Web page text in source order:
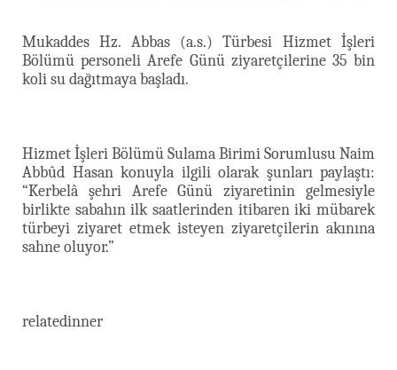
Mukaddes Hz. Abbas (a.s.) Türbesi Hizmet İşleri
Bölümü personeli Arefe Günü ziyaretçilerine 35 bin
koli su dağıtmaya başladı.
Hizmet İşleri Bölümü Sulama Birimi Sorumlusu Naim
Abbûd Hasan konuyla ilgili olarak şunları paylaştı:
“Kerbelâ şehri Arefe Günü ziyaretinin gelmesiyle
birlikte sabahın ilk saatlerinden itibaren iki mübarek
türbeyi ziyaret etmek isteyen ziyaretçilerin akınına
sahne oluyor.”
relatedinner